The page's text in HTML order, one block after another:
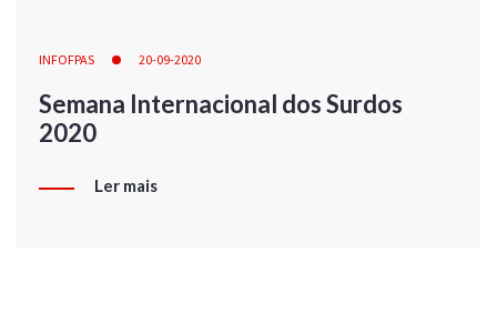
INFOFPAS 20-09-2020
Semana Internacional dos Surdos
2020
Ler mais